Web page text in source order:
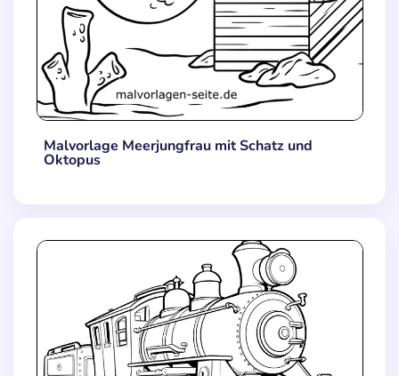
Malvorlage Meerjungfrau mit Schatz und
Oktopus